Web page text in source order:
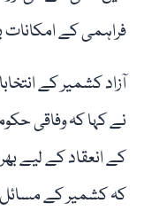
فراہمی کے
آزاد کشمیر کے
نے کہا کہ وفاقی
کے انعقاد کے لیے
کہ کشمیر کے